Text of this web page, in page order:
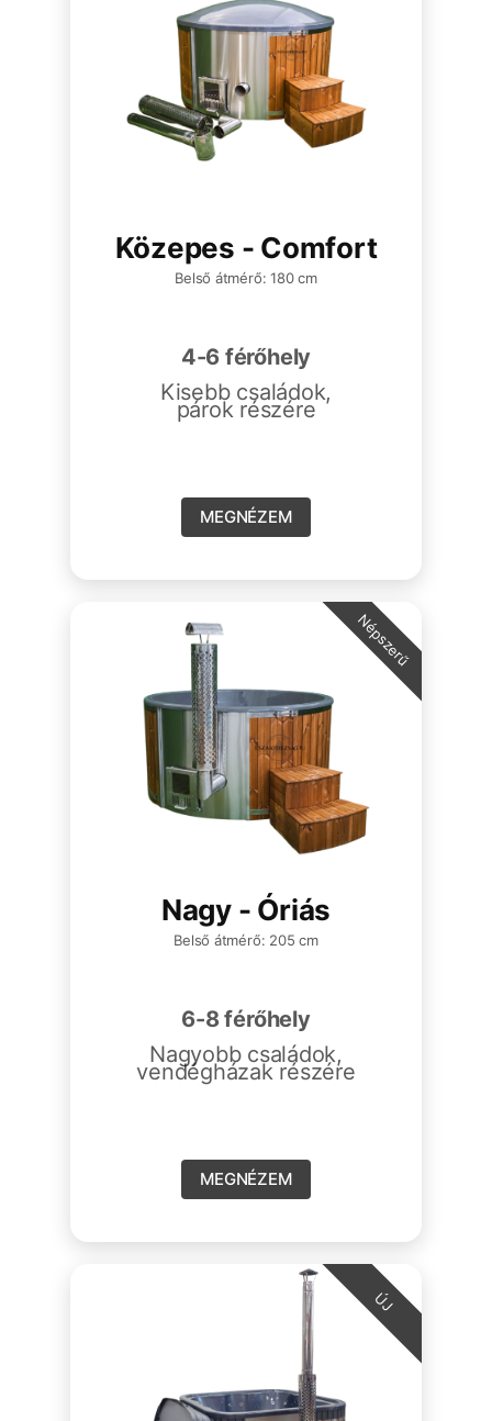
Közepes - Comfort
Belső átmérő: 180 cm
4-6 férőhely
Kisebb családok,
párok részére
MEGNÉZEM
Nagy - Óriás
Belső átmérő: 205 cm
6-8 férőhely
Nagyobb családok,
vendégházak részére
MEGNÉZEM
Népszerű
ÚJ